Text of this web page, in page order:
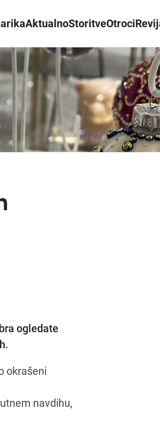
AktualnoStoritveOtroci
Close search
torek
TOREK
sreda
SREDA
ogledate
okrašeni
navdihu,